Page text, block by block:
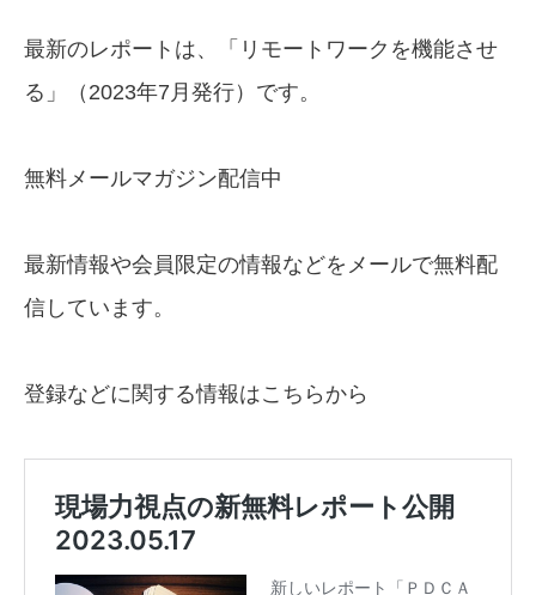
最新のレポートは、「リモートワークを機能させ
る」（2023年7月発行）です。
無料メールマガジン配信中
最新情報や会員限定の情報などをメールで無料配
信しています。
登録などに関する情報はこちらから